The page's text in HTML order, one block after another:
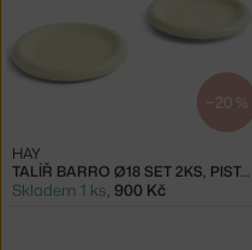
−20 %
TALÍŘ BARRO Ø18 SET 2KS, PISTACHIO
HAY
Skladem 1 ks, 900 Kč